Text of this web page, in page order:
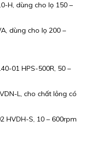
H, dùng cho lọ 150 –
dùng cho lọ 200 –
01 HPS-500R, 50 –
L, cho chất lỏng có
HVDH-S, 10 – 600rpm